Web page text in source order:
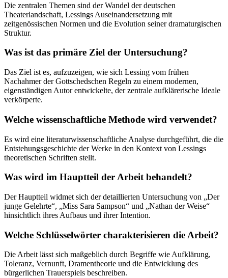
Die zentralen Themen sind der Wandel der deutschen
Theaterlandschaft, Lessings Auseinandersetzung mit
zeitgenössischen Normen und die Evolution seiner dramaturgischen
Struktur.
Was ist das primäre Ziel der Untersuchung?
Das Ziel ist es, aufzuzeigen, wie sich Lessing vom frühen
Nachahmer der Gottschedschen Regeln zu einem modernen,
eigenständigen Autor entwickelte, der zentrale aufklärerische Ideale
verkörperte.
Welche wissenschaftliche Methode wird verwendet?
Es wird eine literaturwissenschaftliche Analyse durchgeführt, die die
Entstehungsgeschichte der Werke in den Kontext von Lessings
theoretischen Schriften stellt.
Was wird im Hauptteil der Arbeit behandelt?
Der Hauptteil widmet sich der detaillierten Untersuchung von „Der
junge Gelehrte“, „Miss Sara Sampson“ und „Nathan der Weise“
hinsichtlich ihres Aufbaus und ihrer Intention.
Welche Schlüsselwörter charakterisieren die Arbeit?
Die Arbeit lässt sich maßgeblich durch Begriffe wie Aufklärung,
Toleranz, Vernunft, Dramentheorie und die Entwicklung des
bürgerlichen Trauerspiels beschreiben.